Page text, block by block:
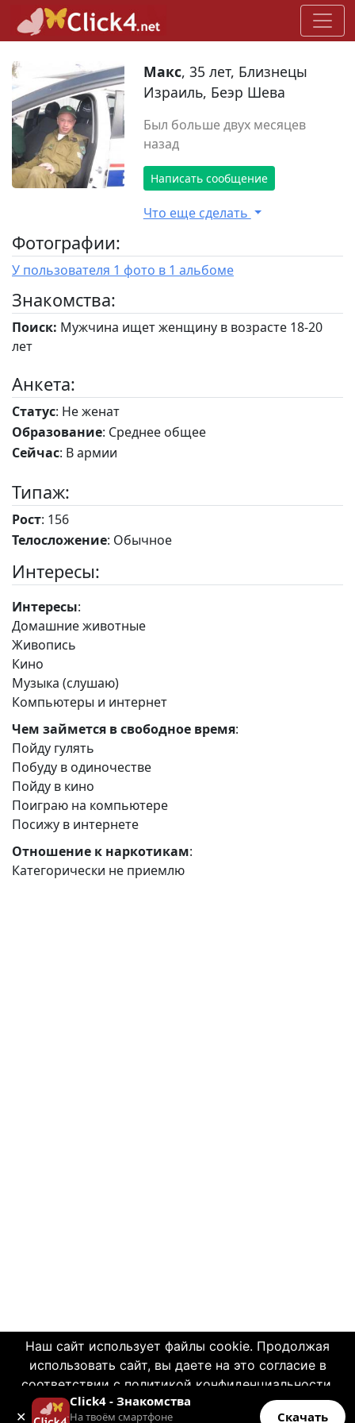
Наш сайт использует файлы cookie. Продолжая
использовать сайт, вы даете на это согласие в
соответствии с политикой конфиденциальности.
OK
Макс, 35 лет, Близнецы
Израиль, Беэр Шева
Был больше двух месяцев
назад
Написать сообщение
Что еще сделать
Фотографии:
У пользователя 1 фото в 1 альбоме
Знакомства:
Поиск: Мужчина ищет женщину в возрасте 18-20
лет
Анкета:
Статус: Не женат
Образование: Среднее общее
Сейчас: В армии
Типаж:
Рост: 156
Телосложение: Обычное
Интересы:
Интересы:
Домашние животные
Живопись
Кино
Музыка (слушаю)
Компьютеры и интернет
Чем займется в свободное время:
Пойду гулять
Побуду в одиночестве
Пойду в кино
Поиграю на компьютере
Посижу в интернете
Отношение к наркотикам:
Категорически не приемлю
© 2004—2026 Click4.net
О НАС
✕
Click4 - Знакомства
На твоём смартфоне
Скачать